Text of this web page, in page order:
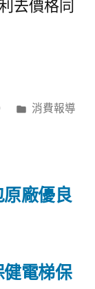
去價格同
分
消費報導
電梯保
廠優良